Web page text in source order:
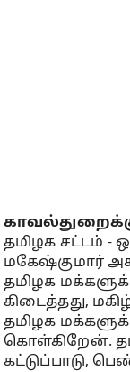
தமிழக சட்டம் -
மகேஷ்குமார்
தமிழக
கிடைத்தது,
தமிழக
கொள்கிறேன்.
கட்டுப்பாடு,